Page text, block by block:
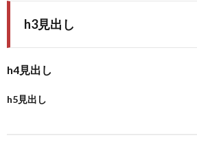
h3見出し
h4見出し
h5見出し